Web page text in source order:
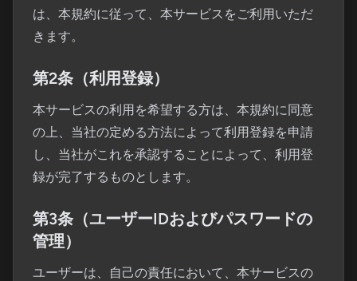
は、本規約に従って、本サービスをご利用いただ
きます。
第2条（利用登録）
本サービスの利用を希望する方は、本規約に同意
の上、当社の定める方法によって利用登録を申請
し、当社がこれを承認することによって、利用登
録が完了するものとします。
第3条（ユーザーIDおよびパスワードの
管理）
ユーザーは、自己の責任において、本サービスの